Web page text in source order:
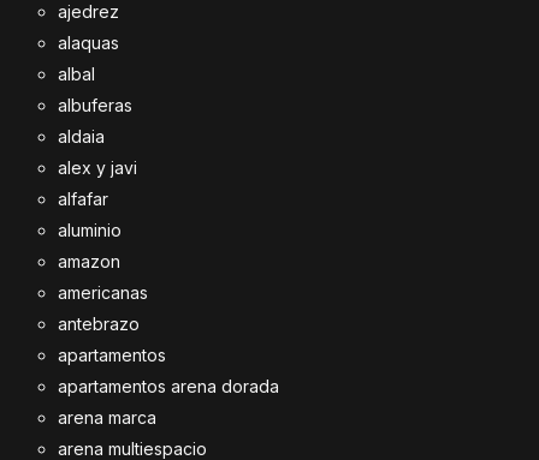
ajedrez
alaquas
albal
albuferas
aldaia
alex y javi
alfafar
aluminio
amazon
americanas
antebrazo
apartamentos
apartamentos arena dorada
arena marca
arena multiespacio